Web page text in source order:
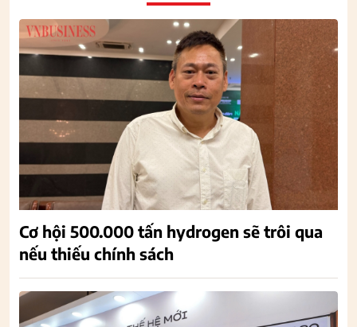
Cơ hội 500.000 tấn hydrogen sẽ trôi qua
nếu thiếu chính sách